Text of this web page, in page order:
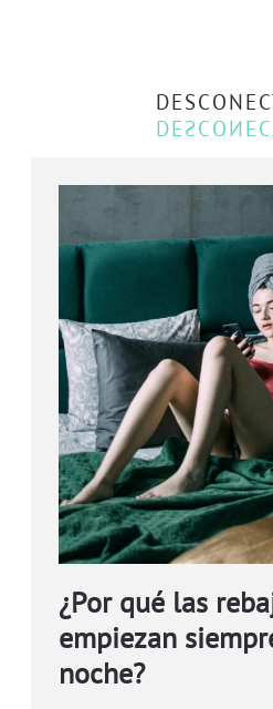
¿Por qué las
empiezan
noche?